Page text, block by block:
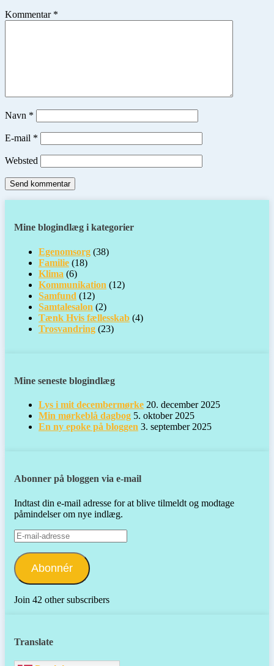
Kommentar *
Navn *
E-mail *
Websted
Mine blogindlæg i kategorier
Egenomsorg (38)
Familie (18)
Klima (6)
Kommunikation (12)
Samfund (12)
Samtalesalon (2)
Tænk Hvis fællesskab (4)
Trosvandring (23)
Mine seneste blogindlæg
Lys i mit decembermørke 20. december 2025
Min mørkeblå dagbog 5. oktober 2025
En ny epoke på bloggen 3. september 2025
Abonner på bloggen via e-mail
Indtast din e-mail adresse for at blive tilmeldt og modtage
påmindelser om nye indlæg.
E-
mail-
adresse
Abonnér
Join 42 other subscribers
Translate